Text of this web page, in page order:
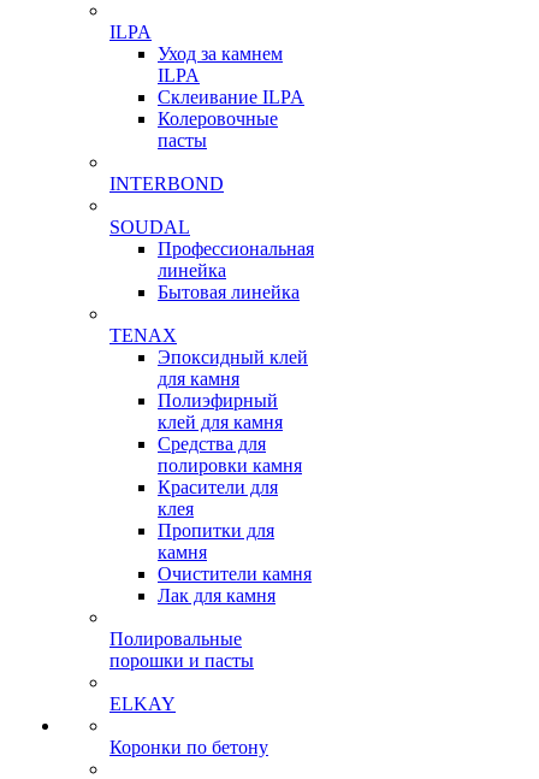
ILPA
Уход за камнем
ILPA
Склеивание ILPA
Колеровочные
пасты
INTERBOND
SOUDAL
Профессиональная
линейка
Бытовая линейка
TENAX
Эпоксидный клей
для камня
Полиэфирный
клей для камня
Средства для
полировки камня
Красители для
клея
Пропитки для
камня
Очистители камня
Лак для камня
Полировальные
порошки и пасты
ELKAY
Коронки по бетону